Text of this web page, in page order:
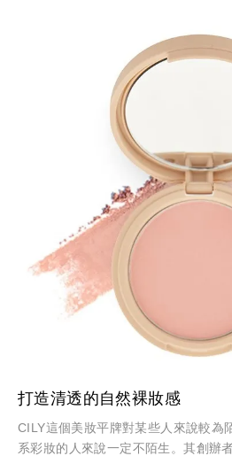
打造清透的自然裸妝感
CILY這個美妝平牌對某些人來說較為
系彩妝的人來說一定不陌生。其創辦